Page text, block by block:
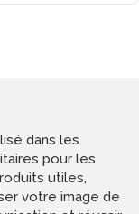
dans les
pour les
utiles,
votre image de